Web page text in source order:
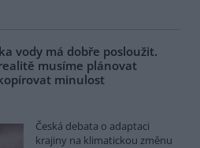
vody má dobře posloužit.
musíme plánovat
minulost
Česká debata o adaptaci
krajiny na klimatickou změnu